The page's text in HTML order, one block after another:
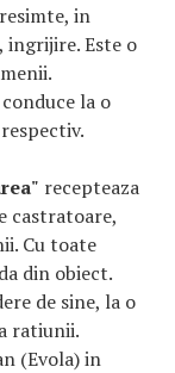
resimte, in
ingrijire. Este o
la o
recepteaza
castratoare,
Cu toate
din obiect.
de sine, la o
ratiunii.
(Evola) in